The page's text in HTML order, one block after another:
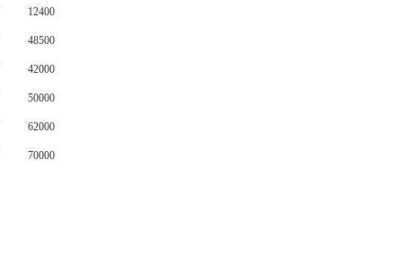
12400
48500
42000
50000
62000
70000